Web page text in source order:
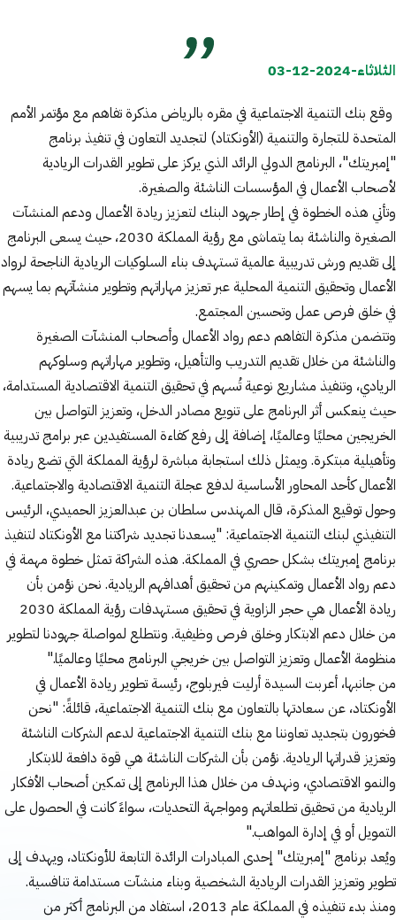
الثلاثاء-2024-12-03
وقع بنك التنمية الاجتماعية في مقره بالرياض مذكرة تفاهم مع مؤتمر الأمم
المتحدة للتجارة والتنمية (الأونكتاد) لتجديد التعاون في تنفيذ برنامج
"إمبريتك"، البرنامج الدولي الرائد الذي يركز على تطوير القدرات الريادية
لأصحاب الأعمال في المؤسسات الناشئة والصغيرة.
وتأتي هذه الخطوة في إطار جهود البنك لتعزيز ريادة الأعمال ودعم المنشآت
الصغيرة والناشئة بما يتماشى مع رؤية المملكة 2030، حيث يسعى البرنامج
إلى تقديم ورش تدريبية عالمية تستهدف بناء السلوكيات الريادية الناجحة لرواد
الأعمال وتحقيق التنمية المحلية عبر تعزيز مهاراتهم وتطوير منشآتهم بما يسهم
في خلق فرص عمل وتحسين المجتمع.
وتتضمن مذكرة التفاهم دعم رواد الأعمال وأصحاب المنشآت الصغيرة
والناشئة من خلال تقديم التدريب والتأهيل، وتطوير مهاراتهم وسلوكهم
الريادي، وتنفيذ مشاريع نوعية تُسهم في تحقيق التنمية الاقتصادية المستدامة،
حيث ينعكس أثر البرنامج على تنويع مصادر الدخل، وتعزيز التواصل بين
الخريجين محليًا وعالميًا، إضافة إلى رفع كفاءة المستفيدين عبر برامج تدريبية
وتأهيلية مبتكرة. ويمثل ذلك استجابة مباشرة لرؤية المملكة التي تضع ريادة
الأعمال كأحد المحاور الأساسية لدفع عجلة التنمية الاقتصادية والاجتماعية.
وحول توقيع المذكرة، قال المهندس سلطان بن عبدالعزيز الحميدي، الرئيس
التنفيذي لبنك التنمية الاجتماعية: "يسعدنا تجديد شراكتنا مع الأونكتاد لتنفيذ
برنامج إمبريتك بشكل حصري في المملكة. هذه الشراكة تمثل خطوة مهمة في
دعم رواد الأعمال وتمكينهم من تحقيق أهدافهم الريادية. نحن نؤمن بأن
ريادة الأعمال هي حجر الزاوية في تحقيق مستهدفات رؤية المملكة 2030
من خلال دعم الابتكار وخلق فرص وظيفية. ونتطلع لمواصلة جهودنا لتطوير
منظومة الأعمال وتعزيز التواصل بين خريجي البرنامج محليًا وعالميًا."
من جانبها، أعربت السيدة أرليت فيربلوج، رئيسة تطوير ريادة الأعمال في
الأونكتاد، عن سعادتها بالتعاون مع بنك التنمية الاجتماعية، قائلةً: "نحن
فخورون بتجديد تعاوننا مع بنك التنمية الاجتماعية لدعم الشركات الناشئة
وتعزيز قدراتها الريادية. نؤمن بأن الشركات الناشئة هي قوة دافعة للابتكار
والنمو الاقتصادي، ونهدف من خلال هذا البرنامج إلى تمكين أصحاب الأفكار
الريادية من تحقيق تطلعاتهم ومواجهة التحديات، سواءً كانت في الحصول على
التمويل أو في إدارة المواهب."
ويُعد برنامج "إمبريتك" إحدى المبادرات الرائدة التابعة للأونكتاد، ويهدف إلى
تطوير وتعزيز القدرات الريادية الشخصية وبناء منشآت مستدامة تنافسية.
ومنذ بدء تنفيذه في المملكة عام 2013، استفاد من البرنامج أكثر من